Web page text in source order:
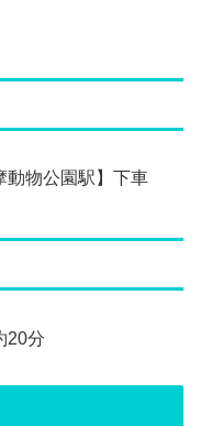
動物公園駅】下車
20分